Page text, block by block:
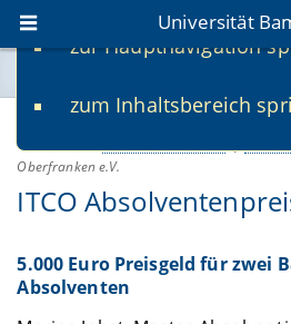
zur Hauptnavigation
zum Inhaltsbereich
Universität
www.uni-
15.06.2018
Oberfranken e.V.
ITCO
5.000 Euro Preisgeld für zwei
Absolventen